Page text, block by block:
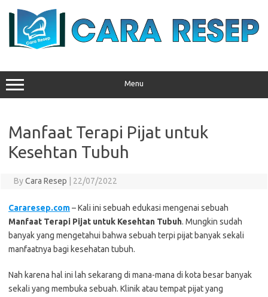
Menu
Manfaat Terapi Pijat untuk
Kesehtan Tubuh
ByCara Resep 22/07/2022
Cararesep.com– Kali ini sebuah edukasi mengenai sebuah
Manfaat Terapi Pijat untuk Kesehtan Tubuh. Mungkin sudah
banyak yang mengetahui bahwa sebuah terpi pijat banyak sekali
manfaatnya bagi kesehatan tubuh.
Nah karena hal ini lah sekarang di mana-mana di kota besar banyak
sekali yang membuka sebuah. Klinik atau tempat pijat yang